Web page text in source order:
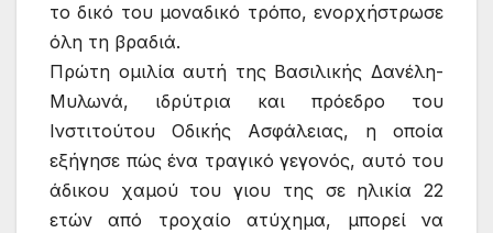
το δικό του μοναδικό τρόπο, ενορχήστρωσε
όλη τη βραδιά.
Πρώτη ομιλία αυτή της Βασιλικής Δανέλη-
Μυλωνά, ιδρύτρια και πρόεδρο του
Ινστιτούτου Οδικής Ασφάλειας, η οποία
εξήγησε πώς ένα τραγικό γεγονός, αυτό του
άδικου χαμού του γιου της σε ηλικία 22
ετών από τροχαίο ατύχημα, μπορεί να